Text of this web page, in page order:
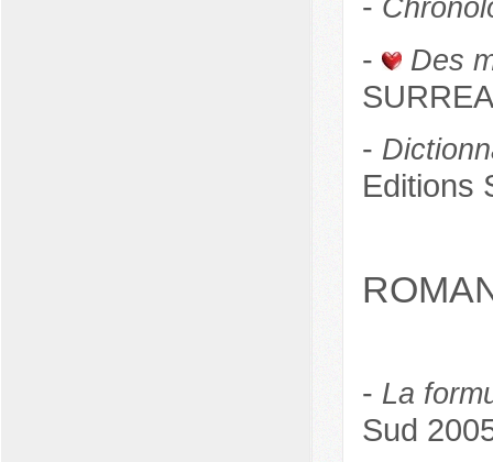
- Des
-
Editions
- La
Sud